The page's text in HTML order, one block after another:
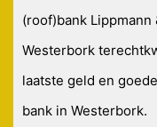
(roof)bank
Westerbork
laatste geld en
bank in Westerbork.